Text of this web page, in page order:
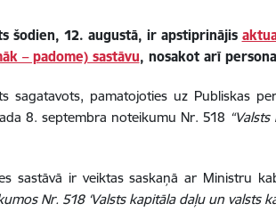
šodien, 12. augustā, ir apstiprinājis
– padome) sastāvu, nosakot arī
sagatavots, pamatojoties uz Publiskas
8. septembra noteikumu Nr. 518
sastāvā ir veiktas saskaņā ar Ministru
Nr. 518 ‘Valsts kapitāla daļu un valsts